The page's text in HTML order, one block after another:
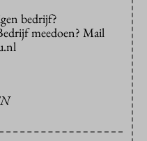
bedrijf?
meedoen? Mail